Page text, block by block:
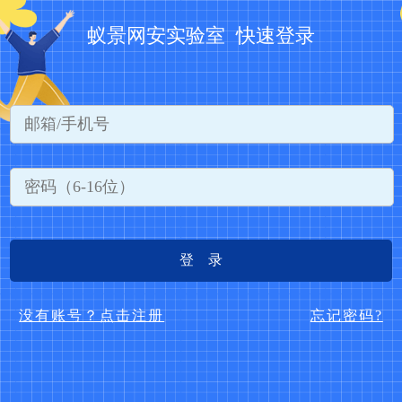
蚁景网安实验室 快速登录
登 录
没有账号？点击注册 忘记密码?